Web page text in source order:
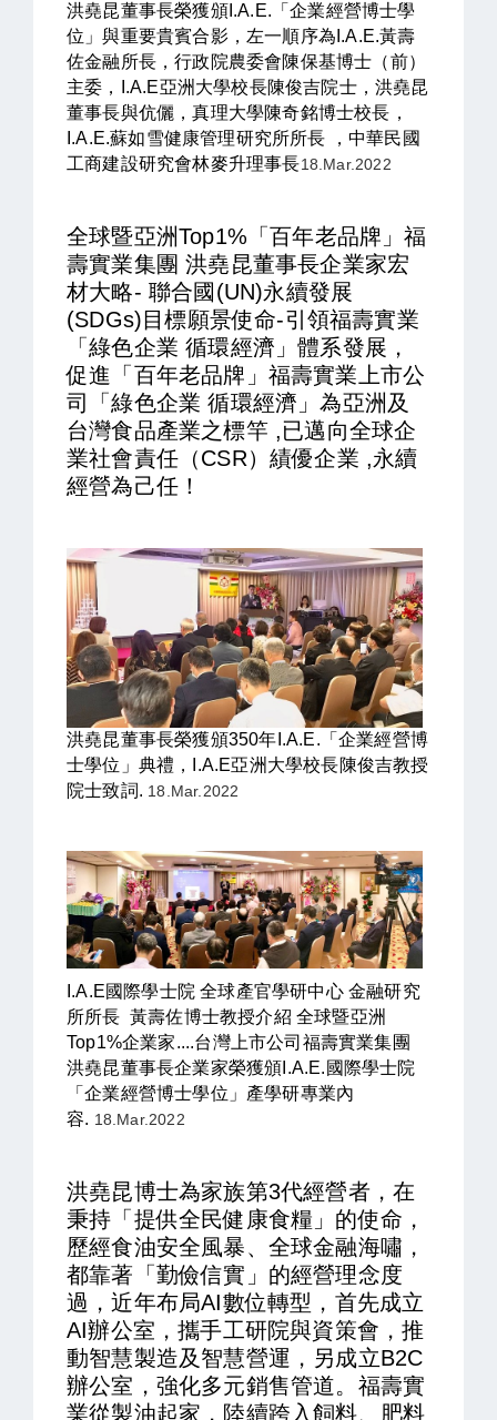
洪堯昆董事長榮獲頒I.A.E.「企業經營博士學
位」與重要貴賓合影，左一順序為I.A.E.黃壽
佐金融所長，行政院農委會陳保基博士（前）
主委，I.A.E亞洲大學校長陳俊吉院士，洪堯昆
董事長與伉儷，真理大學陳奇銘博士校長，
I.A.E.蘇如雪健康管理研究所所長 ，中華民國
工商建設研究會林麥升理事長18.Mar.2022
全球暨亞洲Top1%「百年老品牌」福
壽實業集團 洪堯昆董事長企業家宏
材大略- 聯合國(UN)永續發展
(SDGs)目標願景使命-引領福壽實業
「綠色企業 循環經濟」體系發展 ，
促進「百年老品牌」福壽實業上市公
司「綠色企業 循環經濟」為亞洲及
台灣食品產業之標竿 ,已邁向全球企
業社會責任（CSR）績優企業 ,永續
經營為己任 ！
洪堯昆董事長榮獲頒350年I.A.E.「企業經營博
士學位 」典禮，I.A.E亞洲大學校長陳俊吉教授
院士致詞. 18.Mar.2022
I.A.E國際學士院 全球產官學研中心 金融研究
所所長 黃壽佐博士教授介紹 全球暨亞洲
Top1%企業家....台灣上市公司福壽實業集團
洪堯昆董事長企業家榮獲頒I.A.E.國際學士院
「企業經營博士學位」產學研專業內
容. 18.Mar.2022
洪堯昆博士為家族第3代經營者，在
秉持「提供全民健康食糧」的使命，
歷經食油安全風暴、全球金融海嘯，
都靠著「勤儉信實」的經營理念度
過，近年布局AI數位轉型，首先成立
AI辦公室，攜手工研院與資策會，推
動智慧製造及智慧營運，另成立B2C
辦公室，強化多元銷售管道。福壽實
業從製油起家，陸續跨入飼料、肥料